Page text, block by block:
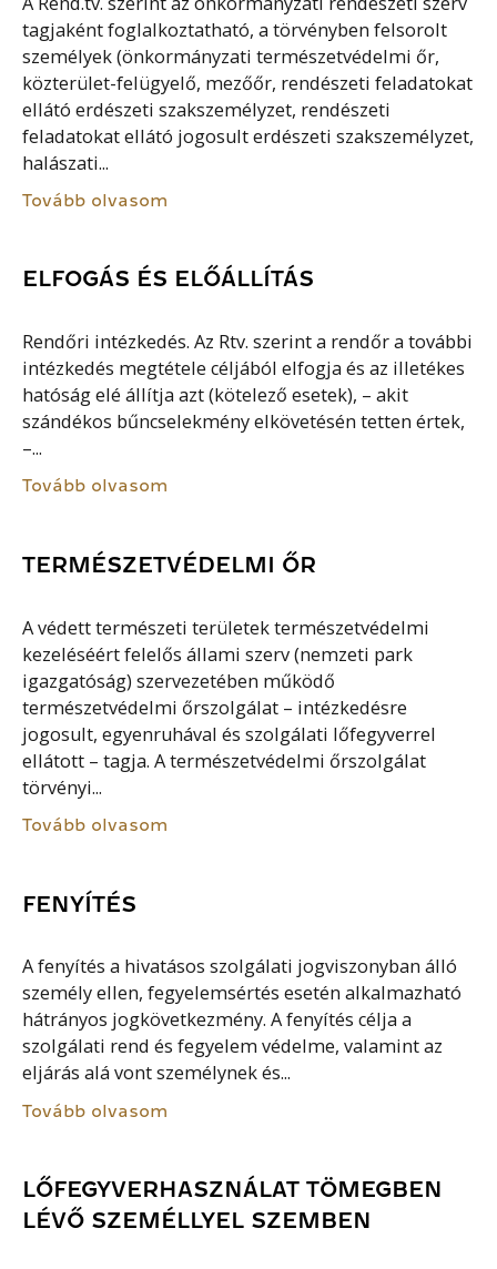
tagjaként foglalkoztatható, a törvényben felsorolt
személyek (önkormányzati természetvédelmi őr,
közterület-felügyelő, mezőőr, rendészeti feladatokat
ellátó erdészeti szakszemélyzet, rendészeti
feladatokat ellátó jogosult erdészeti szakszemélyzet,
halászati...
Tovább olvasom
ELFOGÁS ÉS ELŐÁLLÍTÁS
Rendőri intézkedés. Az Rtv. szerint a rendőr a további
intézkedés megtétele céljából elfogja és az illetékes
hatóság elé állítja azt (kötelező esetek), – akit
szándékos bűncselekmény elkövetésén tetten értek,
–...
Tovább olvasom
TERMÉSZETVÉDELMI ŐR
A védett természeti területek természetvédelmi
kezeléséért felelős állami szerv (nemzeti park
igazgatóság) szervezetében működő
természetvédelmi őrszolgálat – intézkedésre
jogosult, egyenruhával és szolgálati lőfegyverrel
ellátott – tagja. A természetvédelmi őrszolgálat
törvényi...
Tovább olvasom
FENYÍTÉS
A fenyítés a hivatásos szolgálati jogviszonyban álló
személy ellen, fegyelemsértés esetén alkalmazható
hátrányos jogkövetkezmény. A fenyítés célja a
szolgálati rend és fegyelem védelme, valamint az
eljárás alá vont személynek és...
Tovább olvasom
LŐFEGYVERHASZNÁLAT TÖMEGBEN
LÉVŐ SZEMÉLLYEL SZEMBEN